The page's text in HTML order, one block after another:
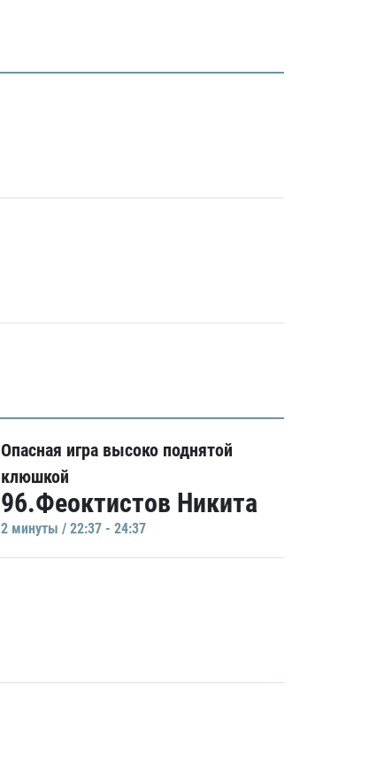
Опасная игра высоко поднятой
клюшкой
96.Феоктистов Никита
2 минуты / 22:37 - 24:37